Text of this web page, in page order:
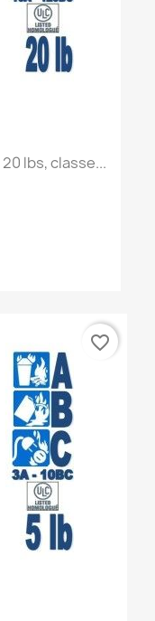
lbs, classe...
favorite_border